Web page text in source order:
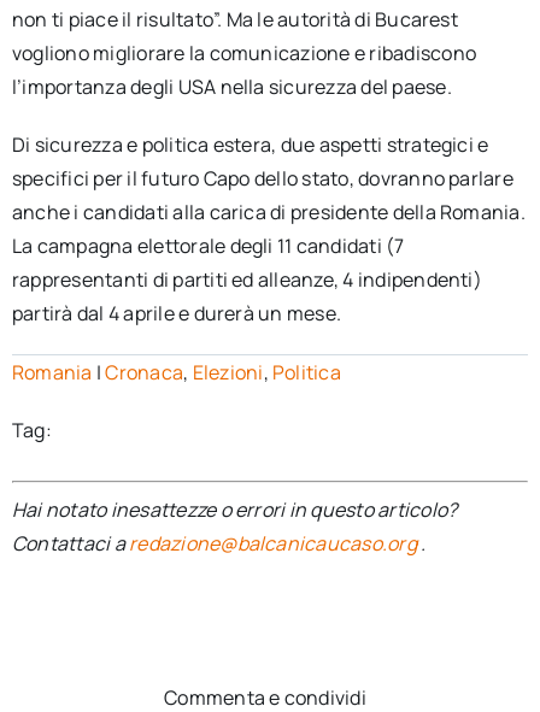
non ti piace il risultato”. Ma le autorità di Bucarest
vogliono migliorare la comunicazione e ribadiscono
l’importanza degli USA nella sicurezza del paese.
Di sicurezza e politica estera, due aspetti strategici e
specifici per il futuro Capo dello stato, dovranno parlare
anche i candidati alla carica di presidente della Romania.
La campagna elettorale degli 11 candidati (7
rappresentanti di partiti ed alleanze, 4 indipendenti)
partirà dal 4 aprile e durerà un mese.
Romania |Cronaca, Elezioni, Politica
Tag:
Hai notato inesattezze o errori in questo articolo?
Contattaci aredazione@balcanicaucaso.org.
Commenta e condividi